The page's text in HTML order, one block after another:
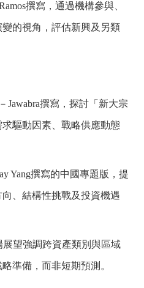
撰寫，通過機構參與、
的視角，評估新興及另類
Jawabra撰寫，探討「新大宗
驅動因素、戰略供應動態
Yang撰寫的中國專題版，提
、結構性挑戰及投資機遇
展望強調跨資產類別與區域
準備，而非短期預測。